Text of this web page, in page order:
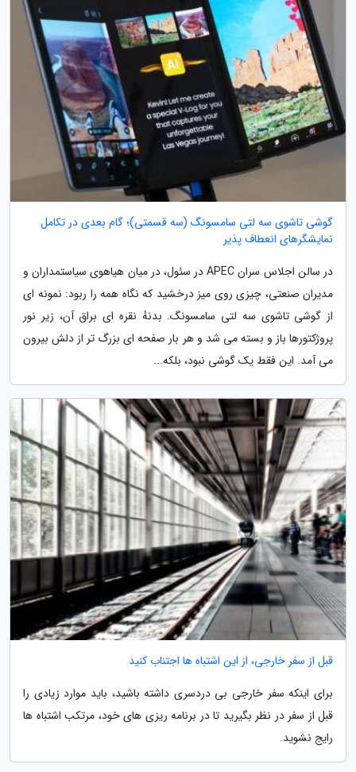
گوشی تاشوی سه لتی سامسونگ (سه قسمتی)؛ گام بعدی در تکامل
نمایشگرهای انعطاف پذیر
در سالن اجلاس سران APEC در سئول، در میان هیاهوی سیاستمداران و
مدیران صنعتی، چیزی روی میز درخشید که نگاه همه را ربود: نمونه ای
از گوشی تاشوی سه لتی سامسونگ. بدنهٔ نقره ای براق آن، زیر نور
پروژکتورها باز و بسته می شد و هر بار صفحه ای بزرگ تر از دلش بیرون
می آمد. این فقط یک گوشی نبود، بلکه...
قبل از سفر خارجی، از این اشتباه ها اجتناب کنید
برای اینکه سفر خارجی بی دردسری داشته باشید، باید موارد زیادی را
قبل از سفر در نظر بگیرید تا در برنامه ریزی های خود، مرتکب اشتباه ها
رایج نشوید.